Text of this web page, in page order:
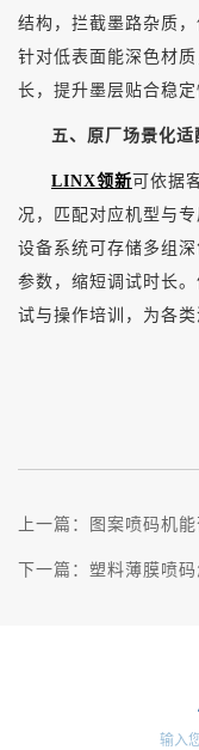
结构，拦截墨路杂质
针对低表面能深色材
长，提升墨层贴合稳定
五、原厂场景化
LINX领新可依据
况，匹配对应机型与
设备系统可存储多组
参数，缩短调试时长
试与操作培训，为各
上一篇： 图案喷码机
下一篇： 塑料薄膜喷码
输入